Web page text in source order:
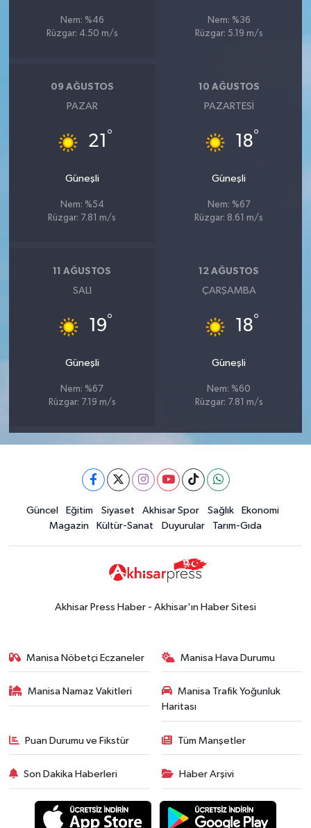
Nem: %46
Rüzgar: 4.50 m/s
Nem: %36
Rüzgar: 5.19 m/s
09 AĞUSTOS
PAZAR
21 °
Güneşli
Nem: %54
Rüzgar: 7.81 m/s
10 AĞUSTOS
PAZARTESI
18°
Güneşli
Nem: %67
Rüzgar: 8.61 m/s
11 AĞUSTOS
SALI
19°
Güneşli
Nem: %67
Rüzgar: 7.19 m/s
12 AĞUSTOS
ÇARŞAMBA
18°
Güneşli
Nem: %60
Rüzgar: 7.81 m/s
Güncel Eğitim Siyaset Akhisar Spor Sağlık
Ekonomi
Magazin
Kültür-Sanat Duyurular Tarım-Gıda
Akhisar Press Haber - Akhisar'ın Haber Sitesi
Manisa Nöbetçi Eczaneler Manisa Hava Durumu
Manisa Namaz Vakitleri
Manisa Trafik Yoğunluk
Haritası
Puan Durumu ve Fikstür Tüm Manşetler
Son Dakika Haberleri Haber Arşivi